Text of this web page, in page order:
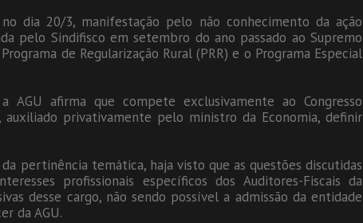
dia 20/3, manifestação pelo não conhecimento da ação
pelo Sindifisco em setembro do ano passado ao Supremo
de Regularização Rural (PRR) e o Programa Especial
AGU afirma que compete exclusivamente ao Congresso
privativamente pelo ministro da Economia, definir
pertinência temática, haja visto que as questões discutidas
profissionais específicos dos Auditores-Fiscais da
desse cargo, não sendo possível a admissão da entidade
da AGU.